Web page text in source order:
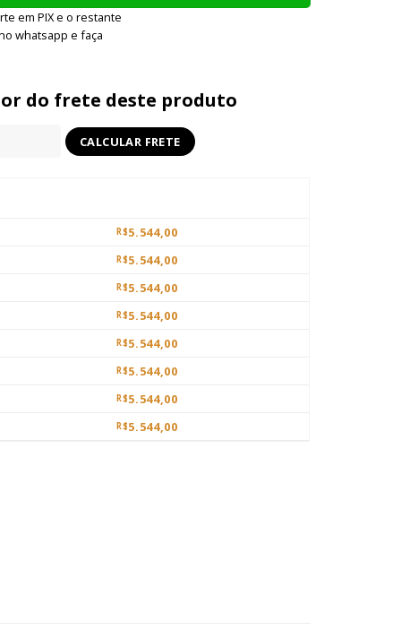
em PIX e o restante
whatsapp e faça
do frete deste produto
R$5.544,00
R$5.544,00
R$5.544,00
R$5.544,00
R$5.544,00
R$5.544,00
R$5.544,00
R$5.544,00